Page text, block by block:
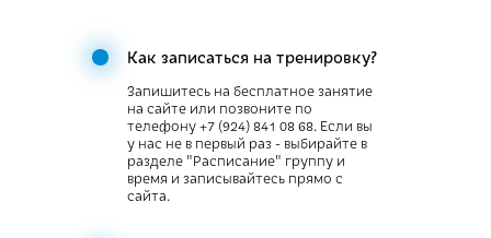
Как записаться на тренировку?
Запишитесь на бесплатное занятие
на сайте или позвоните по
телефону +7 (924) 841 08 68. Если вы
у нас не в первый раз - выбирайте в
разделе "Расписание" группу и
время и записывайтесь прямо с
сайта.